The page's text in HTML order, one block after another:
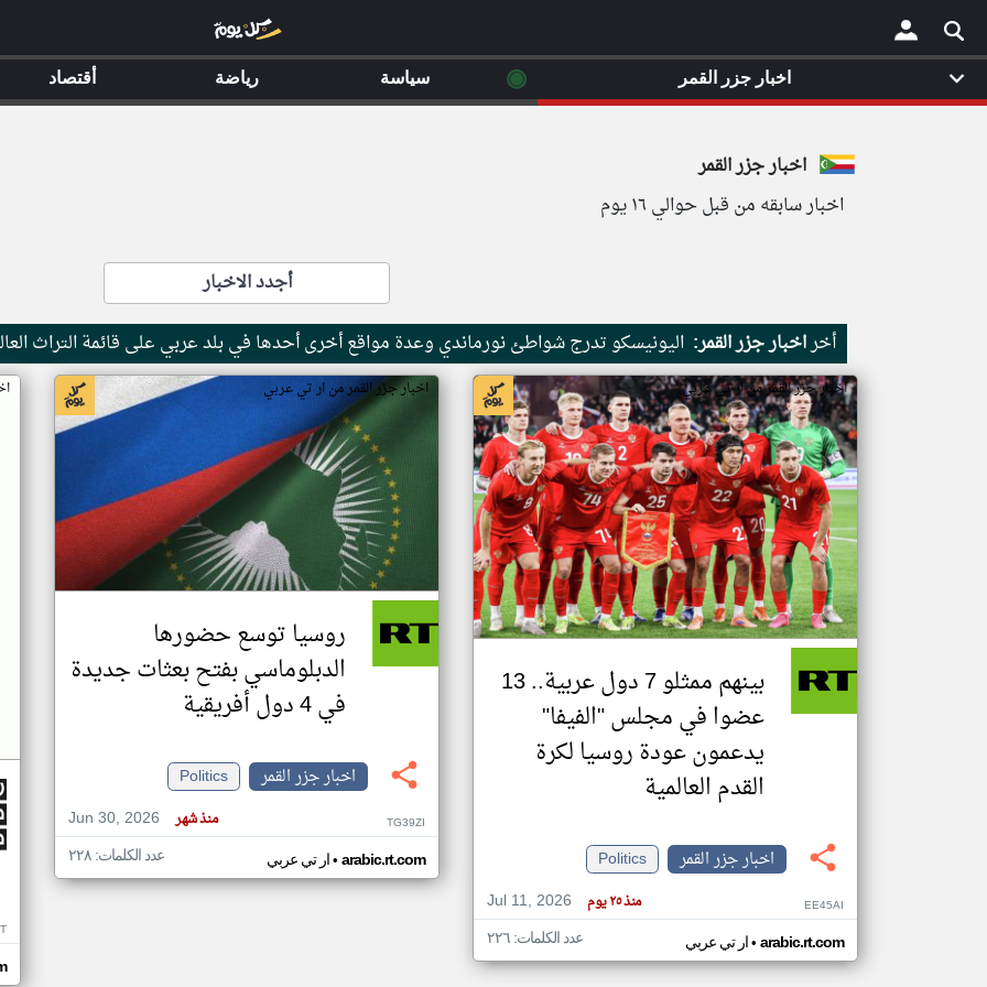
×
اخبار جزر القمر
اخبار سابقه من قبل حوالي ١٦ يوم
أجدد الاخبار
أخراخبار جزر القمر: اليونيسكو تدرج شواطئ نورماندي وعدة مواقع أخرى أحدها في بلد عربي على قائمة التراث
اخبار جزر القمر من ار تي عربي
بينهم ممثلو 7 دول عربية.. 13
عضوا في مجلس "الفيفا"
يدعمون عودة روسيا لكرة
القدم العالمية
اخبار جزر القمر
Politics
Jul 11, 2026
منذ ٢٥ يوم EE45AI
ار تي عربي• arabic.rt.com عدد الكلمات: ٢٢٦
اخبار جزر القمر من ار تي عربي
روسيا توسع حضورها
الدبلوماسي بفتح بعثات جديدة
في 4 دول أفريقية
اخبار جزر القمر
Politics
Jun 30, 2026
منذ شهر TG39ZI
ار تي عربي• arabic.rt.com عدد الكلمات: ٢٢٨
اخبار جزر القمر ◉ سياسة رياضة أقتصاد